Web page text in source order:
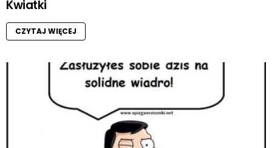
Kwiatki
CZYTAJ WIĘCEJ